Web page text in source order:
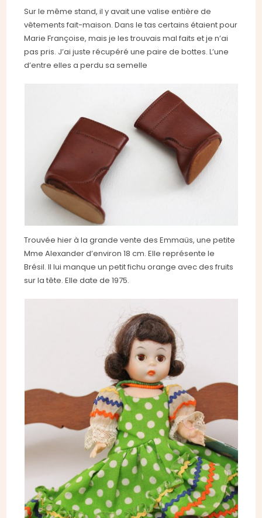
Sur le même stand, il y avait une valise entière de
vêtements fait-maison. Dans le tas certains étaient pour
Marie Françoise, mais je les trouvais mal faits et je n’ai
pas pris. J’ai juste récupéré une paire de bottes. L’une
d’entre elles a perdu sa semelle
Trouvée hier à la grande vente des Emmaüs, une petite
Mme Alexander d’environ 18 cm. Elle représente le
Brésil. Il lui manque un petit fichu orange avec des fruits
sur la tête. Elle date de 1975.